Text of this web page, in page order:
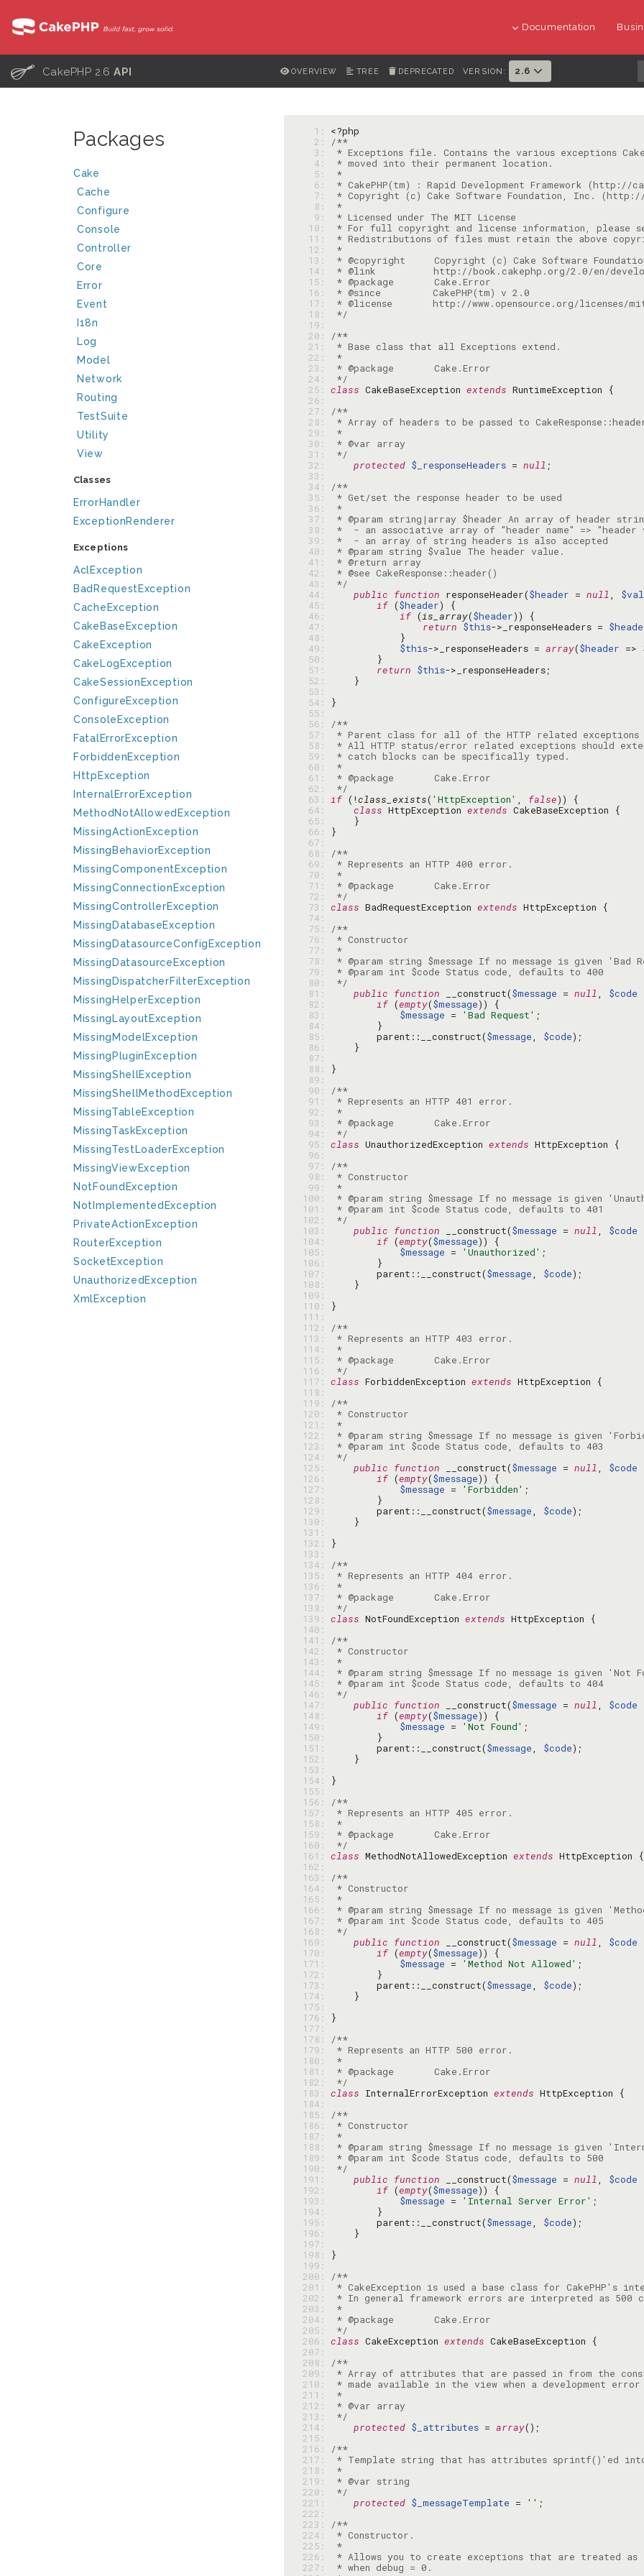
Documentation
C CakePHP 2.6API OVERVIEW TREE DEPRECATED VERSION: 2.6
Packages
Cake
Cache
Configure
Console
Controller
Core
Error
Event
I18n
Log
Model
Network
Routing
TestSuite
Utility
View
Classes
ErrorHandler
ExceptionRenderer
Exceptions
AclException
BadRequestException
CacheException
CakeBaseException
CakeException
CakeLogException
CakeSessionException
ConfigureException
ConsoleException
FatalErrorException
ForbiddenException
HttpException
InternalErrorException
MethodNotAllowedException
MissingActionException
MissingBehaviorException
MissingComponentException
MissingConnectionException
MissingControllerException
MissingDatabaseException
MissingDatasourceConfigException
MissingDatasourceException
MissingDispatcherFilterException
MissingHelperException
MissingLayoutException
MissingModelException
MissingPluginException
MissingShellException
MissingShellMethodException
MissingTableException
MissingTaskException
MissingTestLoaderException
MissingViewException
NotFoundException
NotImplementedException
PrivateActionException
RouterException
SocketException
UnauthorizedException
XmlException
  1:
<?php
  2:
  3:
  4:
  5:
  6:
  7:
  8:
  9:
10:
11:
12:
13:
14:
15:
16:
17:
18:
*/
19:
20:
21:
22:
23:
24:
*/
25: class CakeBaseException extends
26:
27:
28:
29:
30:
31:
*/
32:
protected $_responseHeaders = null
33:
34:
35:
36:
37:
38:
39:
40:
41:
42:
43:
*/
44:
public function responseHeader($header = null,
45:
if ($header
46:
if (is_array($header
47:
return $this->_responseHeaders =
48:
49:
$this->_responseHeaders = array($header =>
50:
51:
return $this
52:
53:
54:
55:
56:
57:
58:
59:
60:
61:
62:
*/
63: if (!class_exists( 'HttpException' , false
64:
class HttpException extends
65:
66:
67:
68:
69:
70:
71:
72:
*/
73: class BadRequestException extends
74:
75:
76:
77:
78:
79:
80:
*/
81:
public function __construct($message = null, $code
82:
if (empty($message
83:
$message = 'Bad Request'
84:
85:
        parent::__construct(
$message, $code
86:
87:
88:
89:
90:
91:
92:
93:
94:
*/
95: class UnauthorizedException extends
96:
97:
98:
99:
100:
101:
102:
*/
103:
public function __construct($message = null, $code
104:
if (empty($message
105:
$message = 'Unauthorized'
106:
107:
        parent::__construct(
$message, $code
108:
109:
110:
111:
112:
113:
114:
115:
116:
*/
117: class ForbiddenException extends
118:
119:
120:
121:
122:
123:
124:
*/
125:
public function __construct($message = null, $code
126:
if (empty($message
127:
$message = 'Forbidden'
128:
129:
        parent::__construct(
$message, $code
130:
131:
132:
133:
134:
135:
136:
137:
138:
*/
139: class NotFoundException extends
140:
141:
142:
143:
144:
145:
146:
*/
147:
public function __construct($message = null, $code
148:
if (empty($message
149:
$message = 'Not Found'
150:
151:
        parent::__construct(
$message, $code
152:
153:
154:
155:
156:
157:
158:
159:
160:
*/
161: class MethodNotAllowedException extends
162:
163:
164:
165:
166:
167:
168:
*/
169:
public function __construct($message = null, $code
170:
if (empty($message
171:
$message = 'Method Not Allowed'
172:
173:
        parent::__construct(
$message, $code
174:
175:
176:
177:
178:
179:
180:
181:
182:
*/
183: class InternalErrorException extends
184:
185:
186:
187:
188:
189:
190:
*/
191:
public function __construct($message = null, $code
192:
if (empty($message
193:
$message = 'Internal Server Error'
194:
195:
        parent::__construct(
$message, $code
196:
197:
198:
199:
200:
201:
202:
203:
204:
205:
*/
206: class CakeException extends
207:
208:
209:
210:
211:
212:
213:
*/
214:
protected $_attributes = array
215:
216:
217:
218:
219:
220:
*/
221:
protected $_messageTemplate = ''
222:
223:
224:
225:
226:
227: